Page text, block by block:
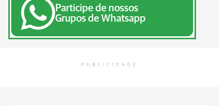
Participe de nossos
Grupos de Whatsapp
PUBLICIDADE